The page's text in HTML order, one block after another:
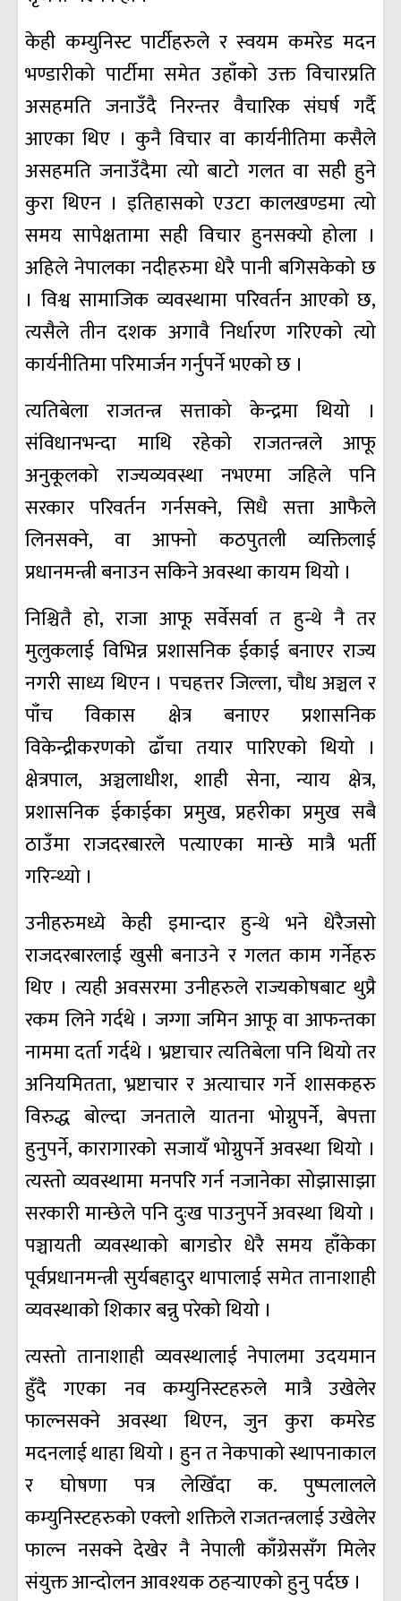
केही कम्युनिस्ट पार्टीहरुले र स्वयम कमरेड मदन
भण्डारीको पार्टीमा समेत उहाँको उक्त विचारप्रति
असहमति जनाउँदै निरन्तर वैचारिक संघर्ष गर्दै
आएका थिए । कुनै विचार वा कार्यनीतिमा कसैले
असहमति जनाउँदैमा त्यो बाटो गलत वा सही हुने
कुरा थिएन । इतिहासको एउटा कालखण्डमा त्यो
समय सापेक्षतामा सही विचार हुनसक्यो होला ।
अहिले नेपालका नदीहरुमा धेरै पानी बगिसकेको छ
। विश्व सामाजिक व्यवस्थामा परिवर्तन आएको छ,
त्यसैले तीन दशक अगावै निर्धारण गरिएको त्यो
कार्यनीतिमा परिमार्जन गर्नुपर्ने भएको छ ।
त्यतिबेला राजतन्त्र सत्ताको केन्द्रमा थियो ।
संविधानभन्दा माथि रहेको राजतन्त्रले आफू
अनुकूलको राज्यव्यवस्था नभएमा जहिले पनि
सरकार परिवर्तन गर्नसक्ने, सिधै सत्ता आफैले
लिनसक्ने, वा आफ्नो कठपुतली व्यक्तिलाई
प्रधानमन्त्री बनाउन सकिने अवस्था कायम थियो ।
निश्चितै हो, राजा आफू सर्वेसर्वा त हुन्थे नै तर
मुलुकलाई विभिन्न प्रशासनिक ईकाई बनाएर राज्य
नगरी साध्य थिएन । पचहत्तर जिल्ला, चौध अञ्चल र
पाँच विकास क्षेत्र बनाएर प्रशासनिक
विकेन्द्रीकरणको ढाँचा तयार पारिएको थियो ।
क्षेत्रपाल, अञ्चलाधीश, शाही सेना, न्याय क्षेत्र,
प्रशासनिक ईकाईका प्रमुख, प्रहरीका प्रमुख सबै
ठाउँमा राजदरबारले पत्याएका मान्छे मात्रै भर्ती
गरिन्थ्यो ।
उनीहरुमध्ये केही इमान्दार हुन्थे भने धेरैजसो
राजदरबारलाई खुसी बनाउने र गलत काम गर्नेहरु
थिए । त्यही अवसरमा उनीहरुले राज्यकोषबाट थुप्रै
रकम लिने गर्दथे । जग्गा जमिन आफू वा आफन्तका
नाममा दर्ता गर्दथे । भ्रष्टाचार त्यतिबेला पनि थियो तर
अनियमितता, भ्रष्टाचार र अत्याचार गर्ने शासकहरु
विरुद्ध बोल्दा जनताले यातना भोग्नुपर्ने, बेपत्ता
हुनुपर्ने, कारागारको सजायँ भोग्नुपर्ने अवस्था थियो ।
त्यस्तो व्यवस्थामा मनपरि गर्न नजानेका सोझासाझा
सरकारी मान्छेले पनि दुःख पाउनुपर्ने अवस्था थियो ।
पञ्चायती व्यवस्थाको बागडोर धेरै समय हाँकेका
पूर्वप्रधानमन्त्री सुर्यबहादुर थापालाई समेत तानाशाही
व्यवस्थाको शिकार बन्नु परेको थियो ।
त्यस्तो तानाशाही व्यवस्थालाई नेपालमा उदयमान
हुँदै गएका नव कम्युनिस्टहरुले मात्रै उखेलेर
फाल्नसक्ने अवस्था थिएन, जुन कुरा कमरेड
मदनलाई थाहा थियो । हुन त नेकपाको स्थापनाकाल
र घोषणा पत्र लेखिँदा क. पुष्पलालले
कम्युनिस्टहरुको एक्लो शक्तिले राजतन्त्रलाई उखेलेर
फाल्न नसक्ने देखेर नै नेपाली काँग्रेससँग मिलेर
संयुक्त आन्दोलन आवश्यक ठहर्‍याएको हुनु पर्दछ ।